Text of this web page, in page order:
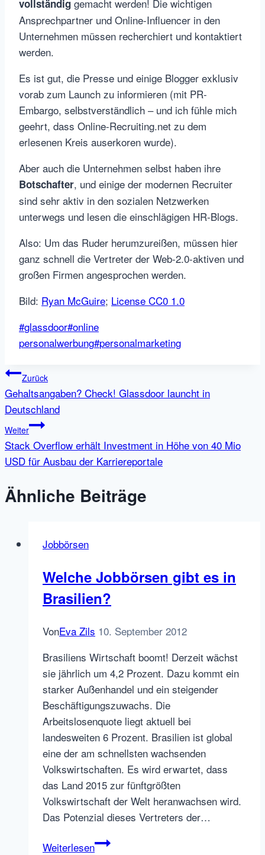
vollständig gemacht werden! Die wichtigen
Ansprechpartner und Online-Influencer in den
Unternehmen müssen recherchiert und kontaktiert
werden.
Es ist gut, die Presse und einige Blogger exklusiv
vorab zum Launch zu informieren (mit PR-
Embargo, selbstverständlich – und ich fühle mich
geehrt, dass Online-Recruiting.net zu dem
erlesenen Kreis auserkoren wurde).
Aber auch die Unternehmen selbst haben ihre
Botschafter, und einige der modernen Recruiter
sind sehr aktiv in den sozialen Netzwerken
unterwegs und lesen die einschlägigen HR-Blogs.
Also: Um das Ruder herumzureißen, müssen hier
ganz schnell die Vertreter der Web-2.0-aktiven und
großen Firmen angesprochen werden.
Bild: Ryan McGuire; License CC0 1.0
Schlagworte:
#glassdoor#online
personalwerbung#personalmarketing
Beitragsnavigation
Zurück
Gehaltsangaben? Check! Glassdoor launcht in
Deutschland
Weiter
Stack Overflow erhält Investment in Höhe von 40 Mio
USD für Ausbau der Karriereportale
Ähnliche Beiträge
Jobbörsen
Welche Jobbörsen gibt es in
Brasilien?
VonEva Zils 10. September 2012
Brasiliens Wirtschaft boomt! Derzeit wächst
sie jährlich um 4,2 Prozent. Dazu kommt ein
starker Außenhandel und ein steigender
Beschäftigungszuwachs. Die
Arbeitslosenquote liegt aktuell bei
landesweiten 6 Prozent. Brasilien ist global
eine der am schnellsten wachsenden
Volkswirtschaften. Es wird erwartet, dass
das Land 2015 zur fünftgrößten
Volkswirtschaft der Welt heranwachsen wird.
Das Potenzial dieses Vertreters der…
WeiterlesenWelche